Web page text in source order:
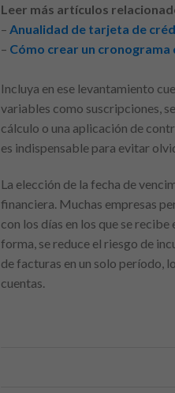
Leer más artículos
– Anualidad de tarjeta de
– Cómo crear un
Incluya en ese levantamiento
variables como suscripciones,
cálculo o una aplicación de
es indispensable para evitar
La elección de la fecha de
financiera. Muchas empresas
con los días en los que se
forma, se reduce el riesgo de
de facturas en un solo período,
cuentas.